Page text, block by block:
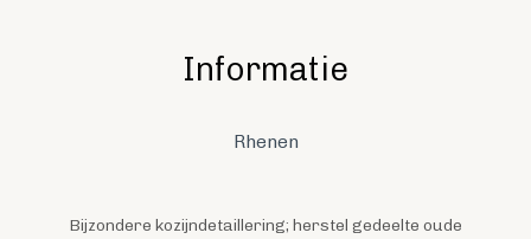
Informatie
Rhenen
Bijzondere kozijndetaillering; herstel gedeelte oude